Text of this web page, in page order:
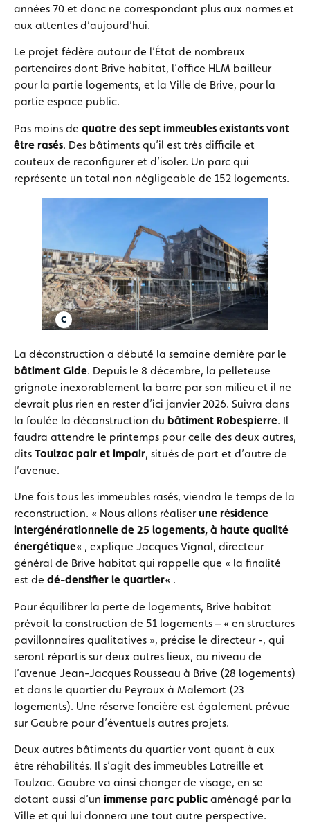
années 70 et donc ne correspondant plus aux normes et
aux attentes d’aujourd’hui.
Le projet fédère autour de l’État de nombreux
partenaires dont Brive habitat, l’office HLM bailleur
pour la partie logements, et la Ville de Brive, pour la
partie espace public.
Pas moins de quatre des sept immeubles existants vont
être rasés. Des bâtiments qu’il est très difficile et
couteux de reconfigurer et d’isoler. Un parc qui
représente un total non négligeable de 152 logements.
La déconstruction a débuté la semaine dernière par le
bâtiment Gide. Depuis le 8 décembre, la pelleteuse
grignote inexorablement la barre par son milieu et il ne
devrait plus rien en rester d’ici janvier 2026. Suivra dans
la foulée la déconstruction du bâtiment Robespierre. Il
faudra attendre le printemps pour celle des deux autres,
dits Toulzac pair et impair, situés de part et d’autre de
l’avenue.
Une fois tous les immeubles rasés, viendra le temps de la
reconstruction. « Nous allons réaliserune résidence
intergénérationnelle de 25 logements, à haute qualité
énergétique« , explique Jacques Vignal, directeur
général de Brive habitat qui rappelle que « la finalité
est de dé-densifier le quartier« .
Pour équilibrer la perte de logements, Brive habitat
prévoit la construction de 51 logements – « en structures
pavillonnaires qualitatives », précise le directeur -, qui
seront répartis sur deux autres lieux, au niveau de
l’avenue Jean-Jacques Rousseau à Brive (28 logements)
et dans le quartier du Peyroux à Malemort (23
logements). Une réserve foncière est également prévue
sur Gaubre pour d’éventuels autres projets.
Deux autres bâtiments du quartier vont quant à eux
être réhabilités. Il s’agit des immeubles Latreille et
Toulzac. Gaubre va ainsi changer de visage, en se
dotant aussi d’un immense parc public aménagé par la
Ville et qui lui donnera une tout autre perspective.